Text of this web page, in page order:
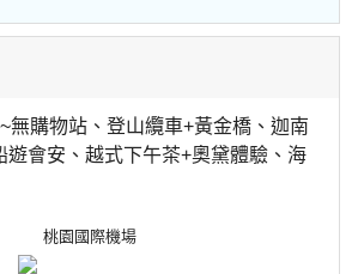
無購物站、登山纜車+黃金橋、迦南
遊會安、越式下午茶+奧黛體驗、海
桃園國際機場